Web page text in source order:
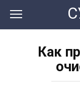
контенту
Как